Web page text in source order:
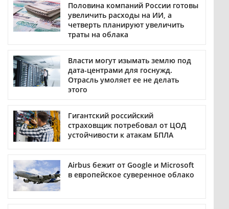
Половина компаний России готовы
увеличить расходы на ИИ, а
четверть планируют увеличить
траты на облака
Власти могут изымать землю под
дата-центрами для госнужд.
Отрасль умоляет ее не делать
этого
Гигантский российский
страховщик потребовал от ЦОД
устойчивости к атакам БПЛА
Airbus бежит от Google и Microsoft
в европейское суверенное облако